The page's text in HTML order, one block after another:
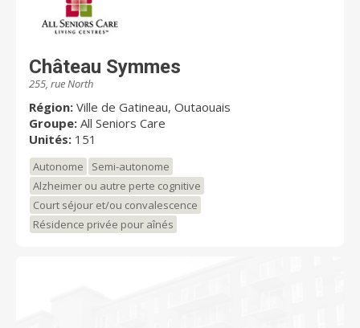
Château Symmes
255, rue North
Région: Ville de Gatineau, Outaouais
Groupe: All Seniors Care
Unités: 151
Autonome
Semi-autonome
Alzheimer ou autre perte cognitive
Court séjour et/ou convalescence
Résidence privée pour aînés